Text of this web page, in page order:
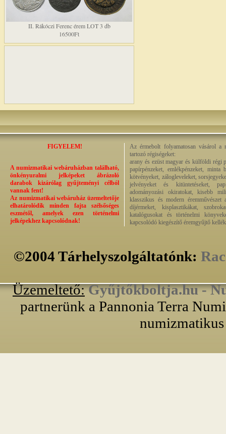
II. Rákóczi Ferenc érem LOT 3 db
16500Ft
FIGYELEM!
A numizmatikai webáruházban található,
önkényuralmi jelképeket ábrázoló
darabok kizárólag gyűjteményi célból
vannak fent!
Az numizmatikai webáruház üzemeltetője
elhatárolódik minden fajta szélsőséges
eszmétől, amelyek ezen történelmi
jelképekhez kapcsolódnak!
Az érmebolt folyamatosan vásárol a
tartozó régiségeket:
arany és ezüst magyar és külföldi régi
papírpénzeket, emlékpénzeket, minta
kötvényeket, zálogleveleket,
jelvényeket és kitüntetéseket,
adományozási okiratokat, kisebb
klasszikus és modern éremművészet
díjérmeket, kisplasztikákat,
katalógusokat és történelmi
kapcsolódó kiegészítő éremgyűjtő
©2004 Tárhelyszolgáltatónk:
Üzemeltető: Gyűjtőkboltja.hu -
partnerünk a Pannonia Terra
numizmatikus